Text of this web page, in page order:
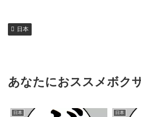
日本
あなたにおススメボク
日本 日本